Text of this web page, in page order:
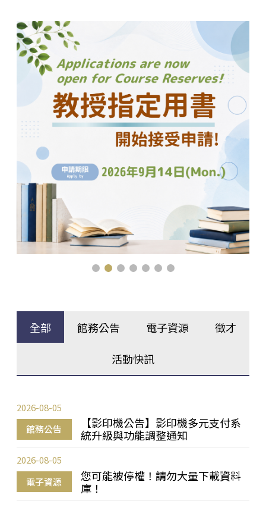
全部 館務公告 電子資源 徵才
活動快訊
館務公告
【影印機公告】影印機多元支付系
統升級與功能調整通知
2026-08-05
電子資源
您可能被停權！請勿大量下載資料
庫！
2026-08-05